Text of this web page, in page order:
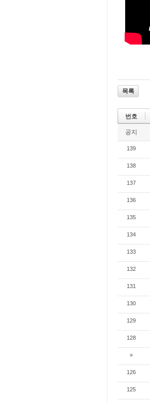
목록
번호
공지
139
138
137
136
135
134
133
132
131
130
129
128
»
126
125